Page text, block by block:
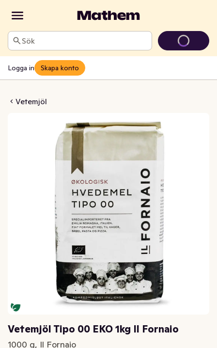
Sök
Logga in Skapa konto
Vetemjöl
EKO 1kg Il Fornaio
Vetemjöl Tipo 00 EKO 1kg Il Fornaio
1000 g, Il Fornaio